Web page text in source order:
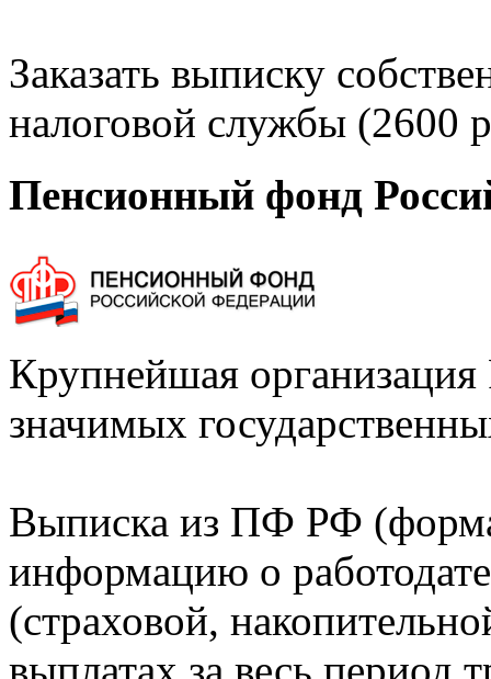
Заказать выписку
налоговой службы (2600
Пенсионный фонд
Крупнейшая
значимых
Выписка из ПФ РФ
информацию о
(страховой,
выплатах за весь период